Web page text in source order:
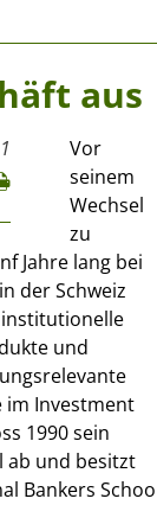
aus
Vor
seinem
Wechsel
zu
Jahre lang bei
der Schweiz
institutionelle
und
im Investment
1990 sein
ab und besitzt
Bankers